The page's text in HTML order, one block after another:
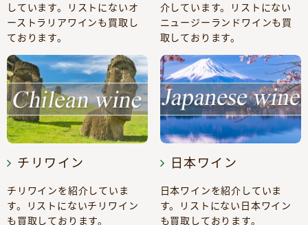
しています。リストにないオ
ーストラリアワインも買取し
ております。
介しています。リストにない
ニュージーランドワインも買
取しております。
チリワイン
チリワインを紹介していま
す。リストにないチリワイン
も買取しております。
日本ワイン
日本ワインを紹介していま
す。リストにない日本ワイン
も買取しております。